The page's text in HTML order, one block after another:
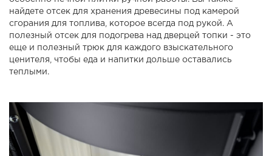
найдете отсек для хранения древесины под камерой
сгорания для топлива, которое всегда под рукой. А
полезный отсек для подогрева над дверцей топки - это
еще и полезный трюк для каждого взыскательного
ценителя, чтобы еда и напитки дольше оставались
теплыми.